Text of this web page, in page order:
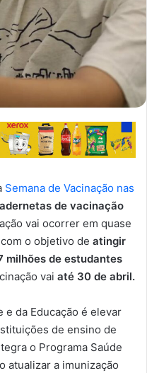
Semana de Vacinação nas
de vacinação
vai ocorrer em quase
o objetivo de atingir
milhões de estudantes
vai até 30 de abril.
e da Educação é elevar
de ensino de
o Programa Saúde
atualizar a imunização